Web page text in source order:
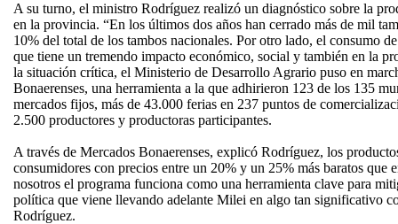
A su turno, el ministro Rodríguez realizó un diagnóstico sobre la
en la provincia. “En los últimos dos años han cerrado más de mil
10% del total de los tambos nacionales. Por otro lado, el consumo
que tiene un tremendo impacto económico, social y también en la
la situación crítica, el Ministerio de Desarrollo Agrario puso en
Bonaerenses, una herramienta a la que adhirieron 123 de los 135
mercados fijos, más de 43.000 ferias en 237 puntos de
2.500 productores y productoras participantes.
A través de Mercados Bonaerenses, explicó Rodríguez, los
consumidores con precios entre un 20% y un 25% más baratos que
nosotros el programa funciona como una herramienta clave para
política que viene llevando adelante Milei en algo tan significativo
Rodríguez.